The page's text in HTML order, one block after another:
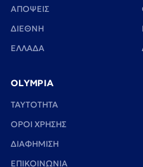
ΑΠΟΨΕΙΣ
ΔΙΕΘΝΗ
ΕΛΛΑΔΑ
OLYMPIA
TAYTOTHTA
ΟΡΟΙ ΧΡΗΣΗΣ
ΔΙΑΦΗΜΙΣΗ
ΕΠΙΚΟΙΝΩΝΙΑ